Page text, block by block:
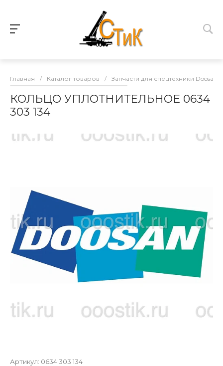
Главная / Каталог товаров / Запчасти для спецтехники Doosan
КОЛЬЦО УПЛОТНИТЕЛЬНОЕ 0634
303 134
Артикул: 0634 303 134